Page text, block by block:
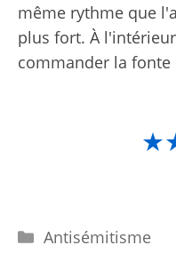
même rythme que
plus fort. À
commander la fonte
Catégories
Antisémitisme